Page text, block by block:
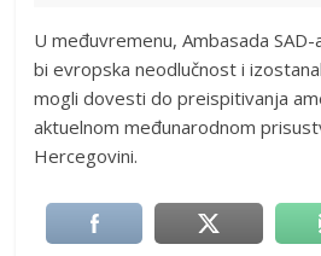
U međuvremenu, Ambasada
bi evropska neodlučnost i
mogli dovesti do preispitivanja
aktuelnom međunarodnom
Hercegovini.